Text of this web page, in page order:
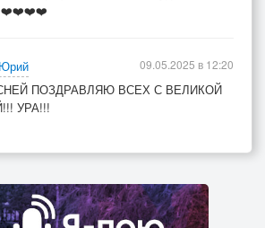
ПОЗДРАВЛЯЮ ВСЕХ С ВЕЛИКОЙ
УРА!!!
09.05.2025 в 12:20